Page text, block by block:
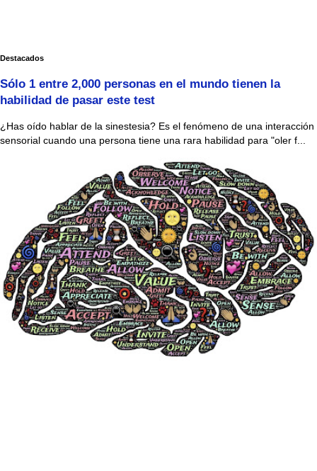
Destacados
Sólo 1 entre 2,000 personas en el mundo tienen la
habilidad de pasar este test
¿Has oído hablar de la sinestesia? Es el fenómeno de una interacción
sensorial cuando una persona tiene una rara habilidad para "oler f...